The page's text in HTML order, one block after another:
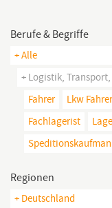
Berufe & Begriffe
+ Alle
+ Logistik,
Fahrer
Lkw Fahrer
Fachlagerist
Regionen
+ Deutschland